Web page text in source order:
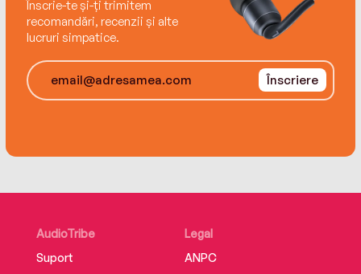
Înscrie-te și-ți trimitem
recomandări, recenzii și alte
lucruri simpatice.
Înscriere
AudioTribe
Suport
Legal
ANPC